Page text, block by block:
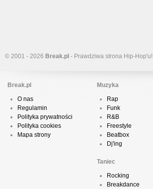
© 2001 - 2026 Break.pl - Prawdziwa strona Hip-Hop'u!
Break.pl
O nas
Regulamin
Polityka prywatności
Polityka cookies
Mapa strony
Muzyka
Rap
Funk
R&B
Freestyle
Beatbox
Dj'ing
Taniec
Rocking
Breakdance